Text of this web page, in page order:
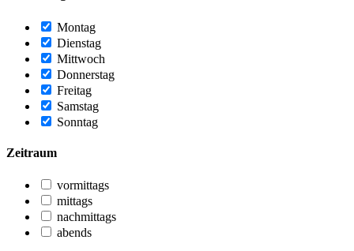
Montag
Dienstag
Mittwoch
Donnerstag
Freitag
Samstag
Sonntag
Zeitraum
vormittags
mittags
nachmittags
abends